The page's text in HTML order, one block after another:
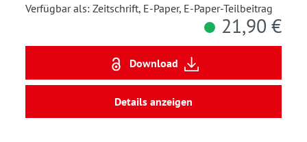
Verfügbar als: Zeitschrift, E-Paper, E-Paper-Teilbeitrag
21,90 €
Download
Details anzeigen